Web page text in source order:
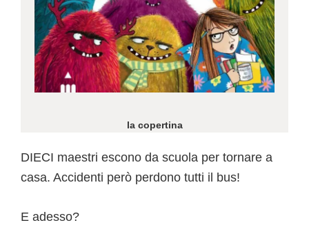
la copertina
DIECI maestri escono da scuola per tornare a
casa. Accidenti però perdono tutti il bus!
E adesso?